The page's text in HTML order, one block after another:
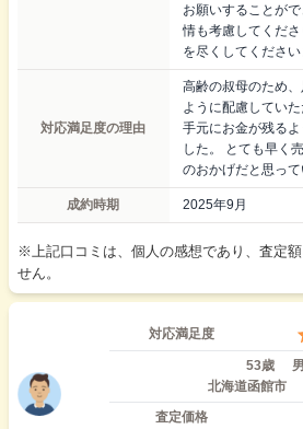
お願いすることが
情も考慮してくだ
を尽くしてください
対応満足度の理由
高齢の叔母のため
ように配慮してい
手元にお金が残る
した。 とても早く
のおかげだと思って
成約時期 2025年9月
※上記口コミは、個人の感想であり、査定
せん。
対応満足度
53歳
北海道函館市
査定価格